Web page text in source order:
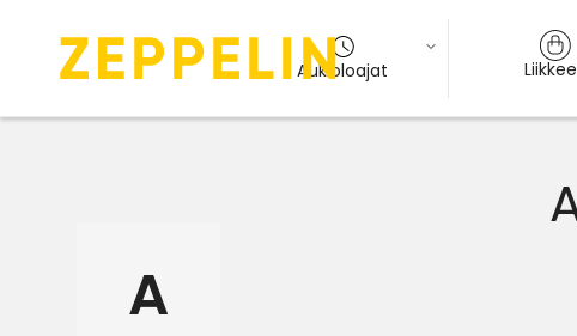
Aukioloajat
A